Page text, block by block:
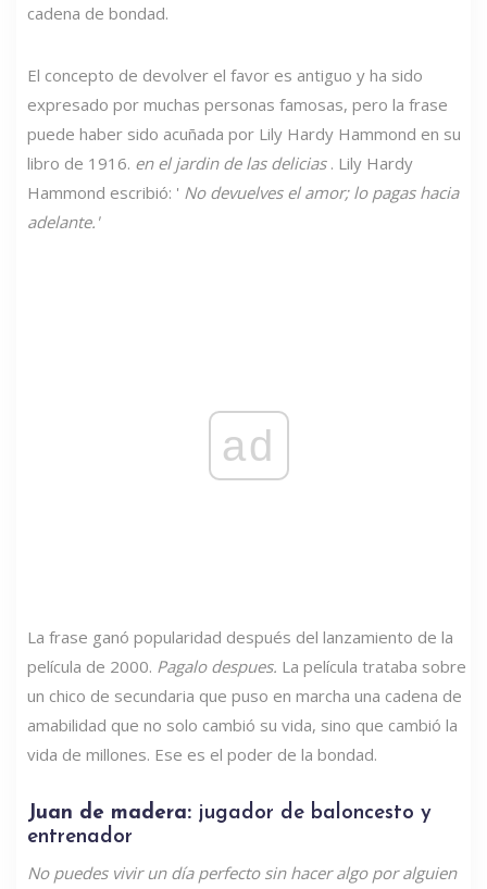
cadena de bondad.
El concepto de devolver el favor es antiguo y ha sido
expresado por muchas personas famosas, pero la frase
puede haber sido acuñada por Lily Hardy Hammond en su
libro de 1916. en el jardin de las delicias. Lily Hardy
Hammond escribió: ' No devuelves el amor; lo pagas hacia
adelante.'
ad
La frase ganó popularidad después del lanzamiento de la
película de 2000. Pagalo despues. La película trataba sobre
un chico de secundaria que puso en marcha una cadena de
amabilidad que no solo cambió su vida, sino que cambió la
vida de millones. Ese es el poder de la bondad.
Juan de madera: jugador de baloncesto y
entrenador
No puedes vivir un día perfecto sin hacer algo por alguien